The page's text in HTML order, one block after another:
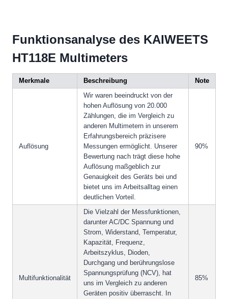
Funktionsanalyse des KAIWEETS
HT118E Multimeters
Merkmale Beschreibung Note
Auflösung
Wir waren beeindruckt von der
hohen Auflösung von 20.000
Zählungen, die im Vergleich zu
anderen Multimetern in unserem
Erfahrungsbereich präzisere
Messungen ermöglicht. Unserer
Bewertung nach trägt diese hohe
Auflösung maßgeblich zur
Genauigkeit des Geräts bei und
bietet uns im Arbeitsalltag einen
deutlichen Vorteil.
90%
Multifunktionalität
Die Vielzahl der Messfunktionen,
darunter AC/DC Spannung und
Strom, Widerstand, Temperatur,
Kapazität, Frequenz,
Arbeitszyklus, Dioden,
Durchgang und berührungslose
Spannungsprüfung (NCV), hat
uns im Vergleich zu anderen
Geräten positiv überrascht. In
85%